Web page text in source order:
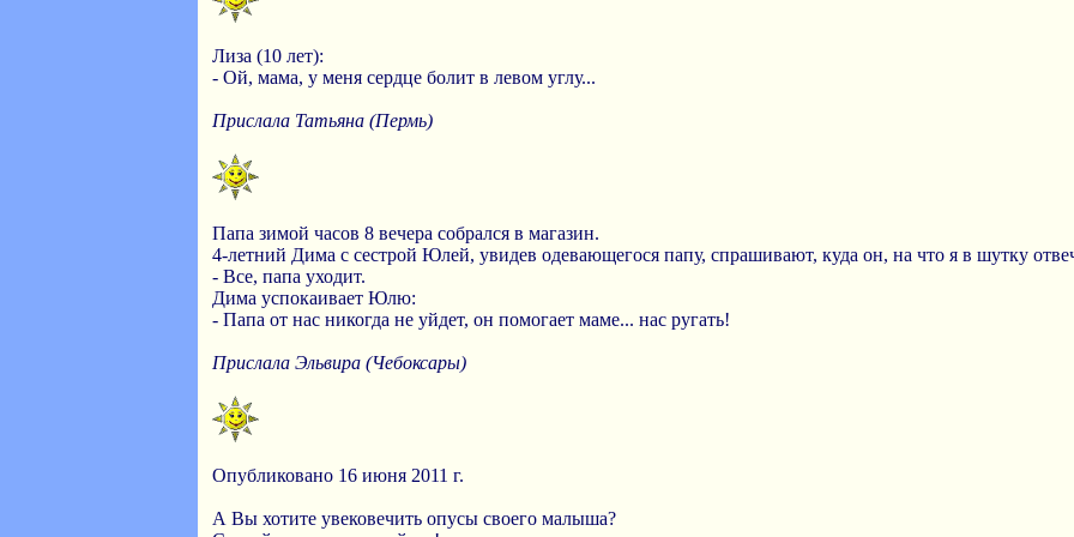
Лиза (10 лет):
- Ой, мама, у меня сердце болит в левом углу...
Прислала Татьяна (Пермь)
Папа зимой часов 8 вечера собрался в магазин.
4-летний Дима с сестрой Юлей, увидев одевающегося папу, спрашивают, куда он, на что я в шутку
- Все, папа уходит.
Дима успокаивает Юлю:
- Папа от нас никогда не уйдет, он помогает маме... нас ругать!
Прислала Эльвира (Чебоксары)
Опубликовано 16 июня 2011 г.
А Вы хотите увековечить опусы своего малыша?